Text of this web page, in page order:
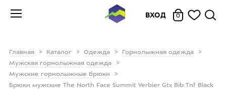
ВХОД 0
Главная Каталог Одежда
Горнолыжная одежда
Мужская горнолыжная одежда
Мужские горнолыжные брюки
Брюки мужские The North Face Summit Verbier Gtx Bib Tnf Black